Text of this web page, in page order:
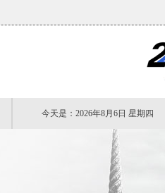
今天是： 2026年8月6日 星期四